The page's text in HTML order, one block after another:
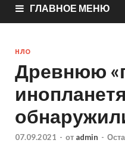
ГЛАВНОЕ МЕНЮ
НЛО
Древнюю
07.09.2021 - от admin -